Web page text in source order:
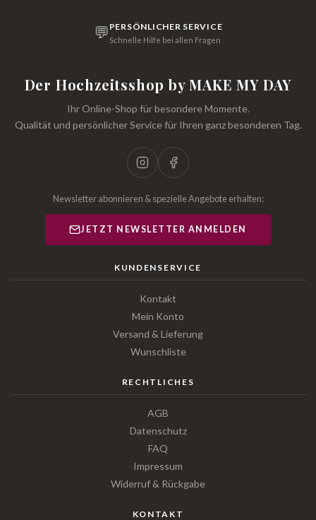
💬 PERSÖNLICHER SERVICE
Schnelle Hilfe bei allen Fragen
Der Hochzeitsshop by MAKE MY DAY
Ihr Online-Shop für besondere Momente.
Qualität und persönlicher Service für Ihren ganz besonderen Tag.
Newsletter abonnieren & spezielle Angebote erhalten:
JETZT NEWSLETTER ANMELDEN
KUNDENSERVICE
Kontakt
Mein Konto
Versand & Lieferung
Wunschliste
RECHTLICHES
AGB
Datenschutz
FAQ
Impressum
Widerruf & Rückgabe
KONTAKT